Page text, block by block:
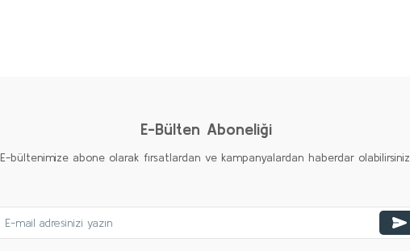
E-Bülten Aboneliği
E-bültenimize abone olarak fırsatlardan ve kampanyalardan haberdar olabilirsiniz.